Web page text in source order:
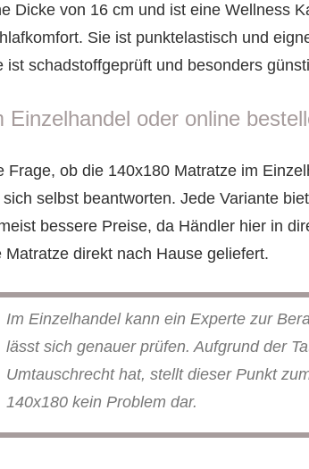
Dicke von 16 cm und ist eine Wellness
Sie ist punktelastisch und
ist schadstoffgeprüft und besonders
Einzelhandel oder online
Frage, ob die 140x180 Matratze im
sich selbst beantworten. Jede Variante
bessere Preise, da Händler hier in
Matratze direkt nach Hause geliefert.
Im Einzelhandel kann ein Experte zur
lässt sich genauer prüfen. Aufgrund der
Umtauschrecht hat, stellt dieser Punkt
140x180 kein Problem dar.